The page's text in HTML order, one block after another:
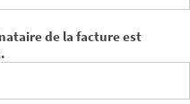
de la facture est